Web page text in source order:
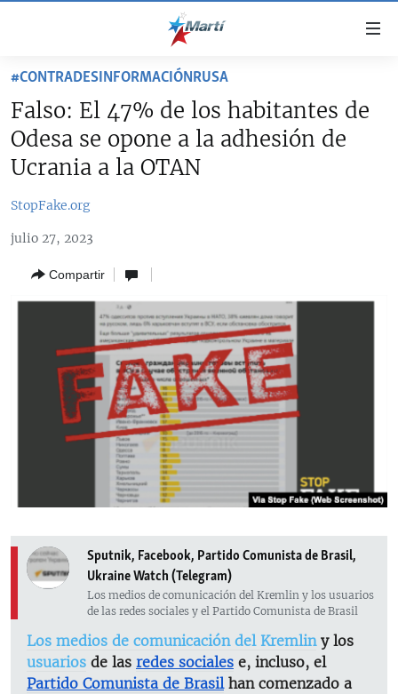
accesibilidad
contenido
principal
navegación
principal
búsqueda
CUBA
SOBRE CUBA
ESTADOS UNIDOS
DEPORTES
ARTE Y ENTRETENIMIENTO
OPINIÓN GRÁFICA
AUDIOVISUALES MARTÍ
RADIO MARTÍ
ESPECIALES
LA REALIDAD DE LA VIVIENDA EN CUBA
KENTU-CUBANO
LOS SANTOS DE HIALEAH
DESINFORMACIÓN RUSA EN AMÉRICA LATINA
LA INVASIÓN DE RUSIA A UCRANIA
EDITORIALES
SÍGUENOS
#CONTRADESINFORMACIÓNRUSA
Falso: El 47% de los habitantes de
Odesa se opone a la adhesión de
Ucrania a la OTAN
StopFake.org
julio 27, 2023
Compartir
Sputnik, Facebook, Partido Comunista de Brasil,
Ukraine Watch (Telegram)
Los medios de comunicación del Kremlin y los usuarios
de las redes sociales y el Partido Comunista de Brasil
Los medios de comunicación del Kremliny los
usuarios de las redes sociales e, incluso, el
Partido Comunista de Brasilhan comenzado a